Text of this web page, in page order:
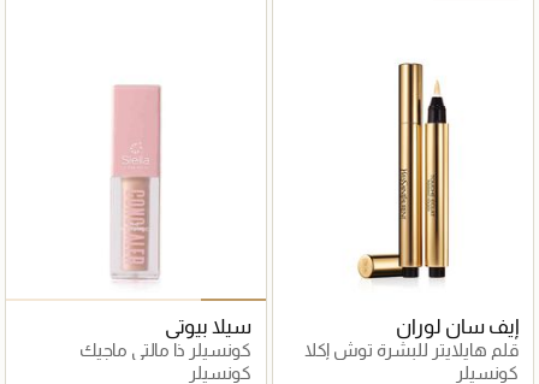
إيف سان لوران
قلم هايلايتر للبشرة توش إكلا
كونسيلر
سيلا بيوتي
كونسيلر ذا مالتي ماجيك
كونسيلر